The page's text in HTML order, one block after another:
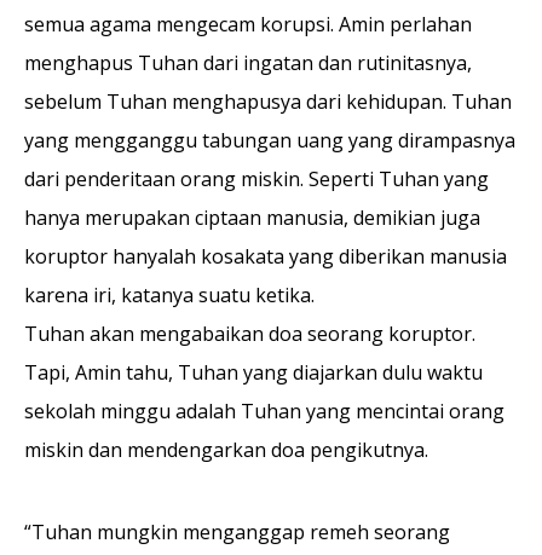
semua agama mengecam korupsi. Amin perlahan
menghapus Tuhan dari ingatan dan rutinitasnya,
sebelum Tuhan menghapusya dari kehidupan. Tuhan
yang mengganggu tabungan uang yang dirampasnya
dari penderita­an orang miskin. Seperti Tuhan yang
hanya merupakan ciptaan manusia, demikian juga
koruptor hanya­lah kosakata yang diberikan manusia
karena iri, katanya suatu ketika.
Tuhan akan mengabai­kan doa seorang koruptor.
Tapi, Amin tahu, Tuhan yang diajarkan dulu waktu
sekolah minggu adalah Tuhan yang mencintai orang
miskin dan mendengarkan doa peng­ikutnya.
“Tuhan mungkin meng­anggap remeh seorang